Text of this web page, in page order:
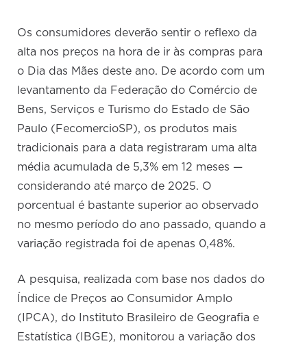
Os consumidores deverão sentir o reflexo da
alta nos preços na hora de ir às compras para
o Dia das Mães deste ano. De acordo com um
levantamento da Federação do Comércio de
Bens, Serviços e Turismo do Estado de São
Paulo (FecomercioSP), os produtos mais
tradicionais para a data registraram uma alta
média acumulada de 5,3% em 12 meses —
considerando até março de 2025. O
porcentual é bastante superior ao observado
no mesmo período do ano passado, quando a
variação registrada foi de apenas 0,48%.
A pesquisa, realizada com base nos dados do
Índice de Preços ao Consumidor Amplo
(IPCA), do Instituto Brasileiro de Geografia e
Estatística (IBGE), monitorou a variação dos